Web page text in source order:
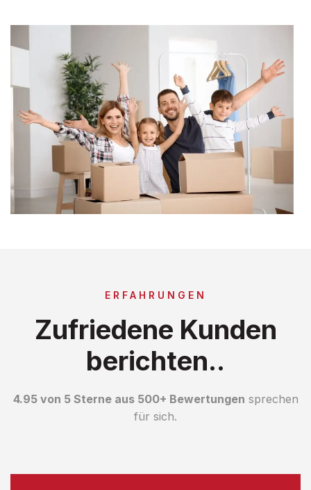
ERFAHRUNGEN
Zufriedene Kunden
berichten..
4.95 von 5 Sterne aus 500+ Bewertungen sprechen
für sich.